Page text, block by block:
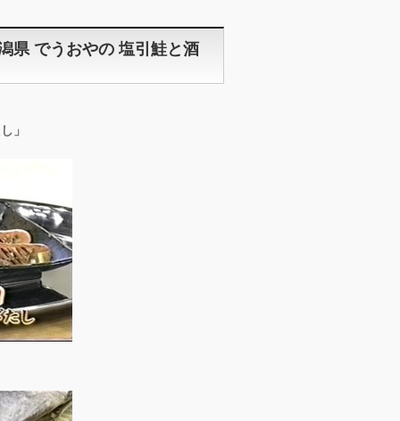
県 でうおやの 塩引鮭と酒
」